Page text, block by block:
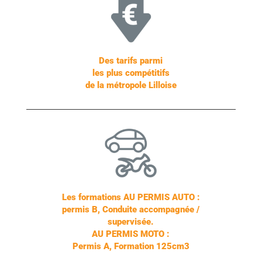
Des tarifs parmi
les plus compétitifs
de la métropole Lilloise
Les formations AU PERMIS AUTO :
permis B, Conduite accompagnée /
supervisée.
AU PERMIS MOTO :
Permis A, Formation 125cm3